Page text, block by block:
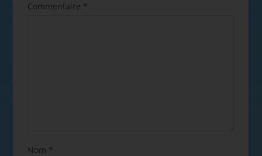
Commentaire *
Nom *